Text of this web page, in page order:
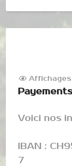
Payements
Voici nos
IBAN :
7